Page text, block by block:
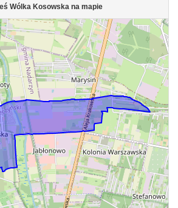
Wólka Kosowska na mapie